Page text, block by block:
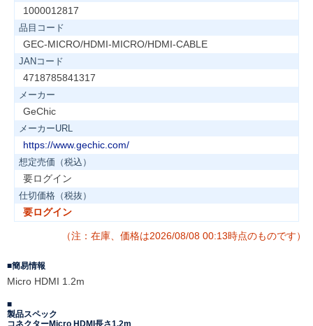
1000012817
品目コード
GEC-MICRO/HDMI-MICRO/HDMI-CABLE
JANコード
4718785841317
メーカー
GeChic
メーカーURL
https://www.gechic.com/
想定売価（税込）
要ログイン
仕切価格（税抜）
要ログイン
（注：在庫、価格は2026/08/08 00:13時点のものです）
簡易情報
Micro HDMI 1.2m
製品スペック
コネクターMicro HDMI長さ1.2m